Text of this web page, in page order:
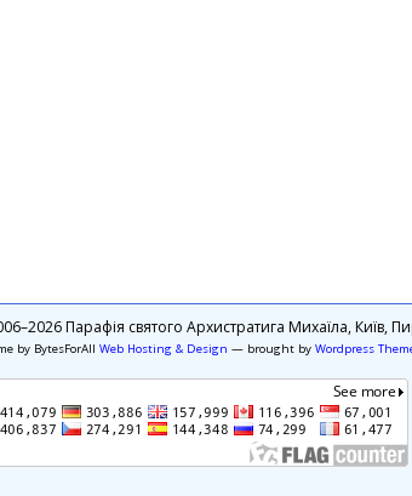
Парафія святого Архистратига Михаїла, Київ,
by BytesForAll Web Hosting & Design — brought by Wordpress